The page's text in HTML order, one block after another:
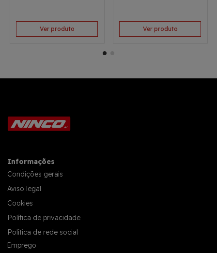
Ver produto Ver produto
Informações
Condições gerais
Aviso legal
Cookies
Política de privacidade
Política de rede social
Emprego